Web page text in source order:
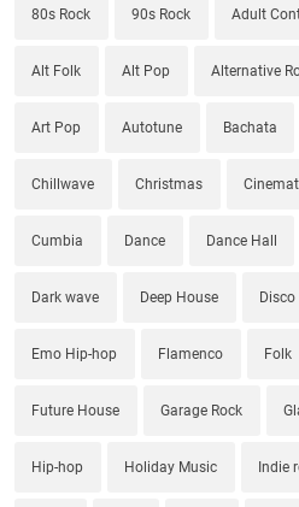
80s Rock 90s Rock Adult
Alt Folk Alt Pop Alternative
Art Pop Autotune Bachata
Chillwave Christmas
Cumbia Dance Dance Hall
Dark wave Deep House Disco
Emo Hip-hop Flamenco Folk
Future House Garage Rock
Hip-hop Holiday Music Indie